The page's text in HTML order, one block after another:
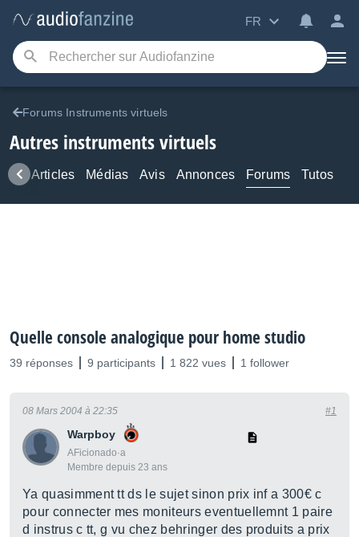
FR
Forums Instruments virtuels
Autres instruments virtuels
Articles Médias Avis Annonces Forums Tutos
Quelle console analogique pour home studio
39 réponses 9 participants 1 822 vues 1 follower
Warpboy
AFicionado·a
Membre depuis 23 ans
08 Mars 2004 à 22:35 #1
Ya quasimment tt ds le sujet sinon prix inf a 300€ c
pour connecter mes moniteurs eventuellemnt 1 paire
d instrus c tt, g vu chez behringer des produits a prix